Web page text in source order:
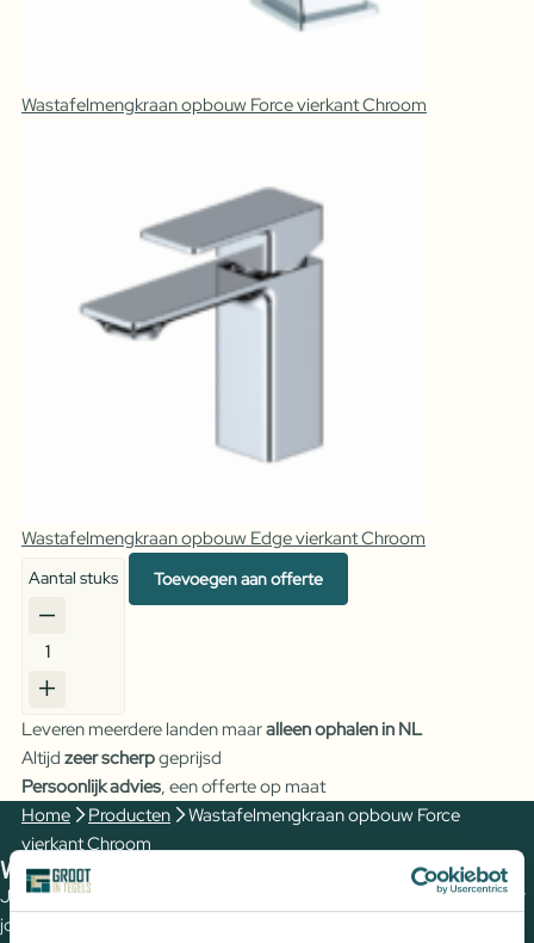
Wastafelmengkraan opbouw Force vierkant Chroom
Wastafelmengkraan opbouw Edge vierkant Chroom
Wastafelmengkraan
opbouw
vierkant
Chroom
aantal
Aantal stuks Toevoegen aan offerte
Leveren meerdere landen maaralleen ophalen in NL
Altijd zeer scherpgeprijsd
Persoonlijk advies, een offerte op maat
Home
Producten
Wastafelmengkraan opbouw Force
vierkant Chroom
We zien je graag in een van onze showrooms
Jouw wensen op papier zetten en de perfecte tegels uitzoeken voor
jouw (buiten)ruimte? Plan een vrijblijvende kennismaking met een